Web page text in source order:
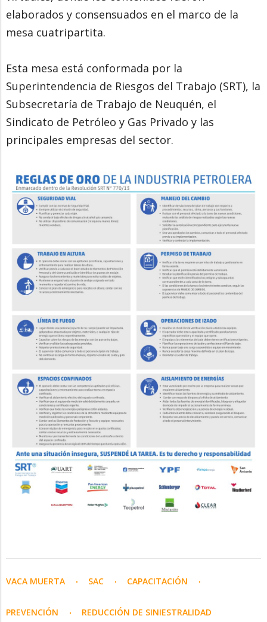
elaborados y consensuados en el marco de la
mesa cuatripartita.
Esta mesa está conformada por la
Superintendencia de Riesgos del Trabajo (SRT), la
Subsecretaría de Trabajo de Neuquén, el
Sindicato de Petróleo y Gas Privado y las
principales empresas del sector.
VACA MUERTA SAC CAPACITACIÓN
PREVENCIÓN REDUCCIÓN DE SINIESTRALIDAD